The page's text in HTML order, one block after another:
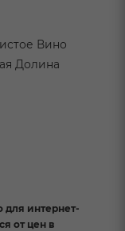
Вино
Долина
для интернет-
от цен в